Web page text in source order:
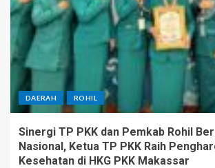
DAERAH ROHIL
Sinergi TP PKK dan Pemkab Rohil
Nasional, Ketua TP PKK Raih
Kesehatan di HKG PKK Makassar